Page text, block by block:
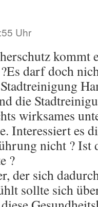
Uhr
kommt
darf doch
die
wirksames
Interessiert es
nicht ? Ist
?
der sich
sollte sich